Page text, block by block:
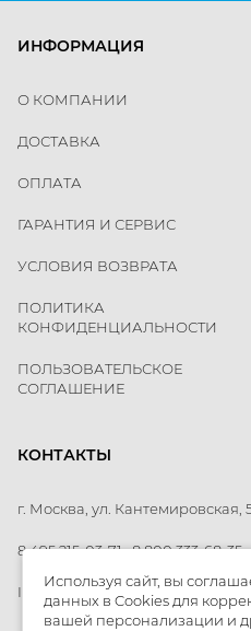
ИНФОРМАЦИЯ
О КОМПАНИИ
ДОСТАВКА
ОПЛАТА
ГАРАНТИЯ И СЕРВИС
УСЛОВИЯ ВОЗВРАТА
ПОЛИТИКА
КОНФИДЕНЦИАЛЬНОСТИ
ПОЛЬЗОВАТЕЛЬСКОЕ
СОГЛАШЕНИЕ
КОНТАКТЫ
г. Москва, ул. Кантемировская,
8 495 215-03-718 800 333-68-35
INFO@MTR-RUSSIA.RU
Используя сайт, вы
данных в Cookies для
вашей персонализации и